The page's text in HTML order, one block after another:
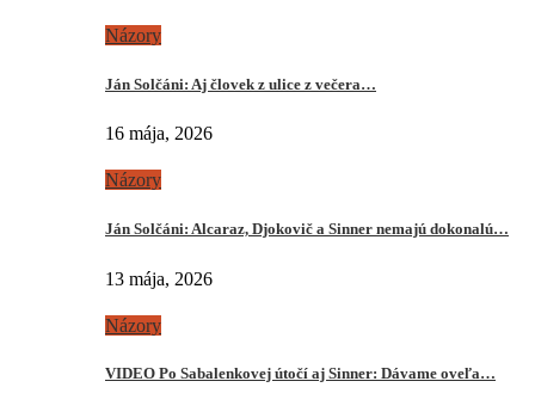
Názory
Ján Solčáni: Aj človek z ulice z večera…
16 mája, 2026
Názory
Ján Solčáni: Alcaraz, Djokovič a Sinner nemajú dokonalú…
13 mája, 2026
Názory
VIDEO Po Sabalenkovej útočí aj Sinner: Dávame oveľa…